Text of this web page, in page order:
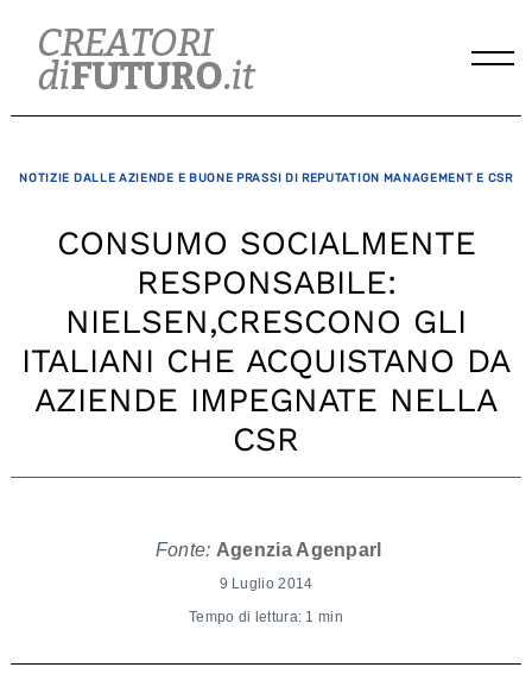
content
NOTIZIE DALLE AZIENDE E BUONE PRASSI DI REPUTATION MANAGEMENT E CSR
CONSUMO SOCIALMENTE
RESPONSABILE:
NIELSEN,CRESCONO GLI
ITALIANI CHE ACQUISTANO DA
AZIENDE IMPEGNATE NELLA
CSR
Fonte: Agenzia Agenparl
9 Luglio 2014
Tempo di lettura: 1 min